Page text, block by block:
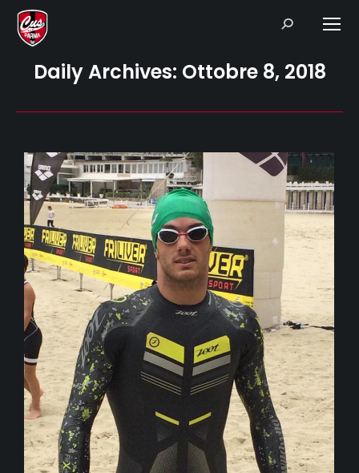
Search:
Daily Archives: Ottobre 8, 2018